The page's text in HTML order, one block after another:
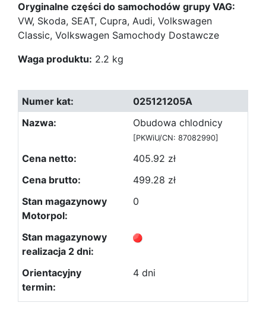
Oryginalne części do samochodów grupy VAG:
VW, Skoda, SEAT, Cupra, Audi, Volkswagen
Classic, Volkswagen Samochody Dostawcze
Waga produktu: 2.2 kg
025121205A
Obudowa chlodnicy
[PKWiU/CN: 87082990]
405.92 zł
499.28 zł
0
4 dni